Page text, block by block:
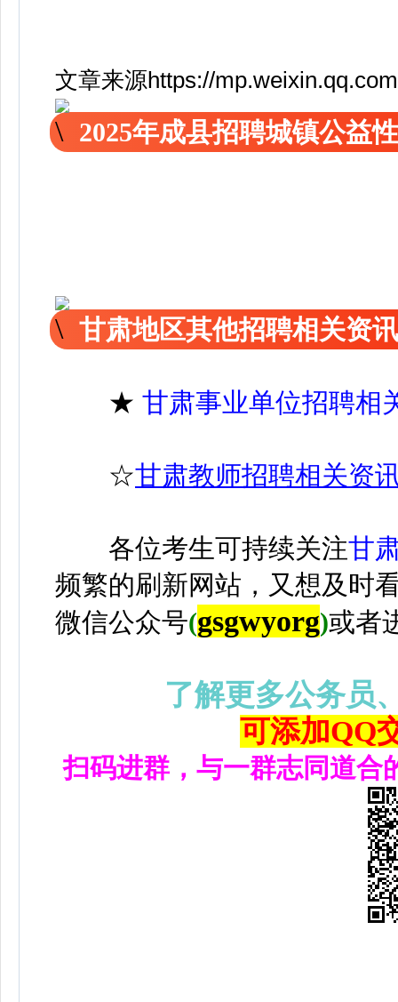
文章来源https://
2025年成县招聘城镇公益
甘肃地区其他招聘相关资
★ 甘肃事业单位招聘相
☆甘肃教师招聘相关资
各位考生可持续关注甘
频繁的刷新网站，又想及时
微信公众号(gsgwyorg)或者
了解更多公务员
可添加QQ
扫码进群，与一群志同道合